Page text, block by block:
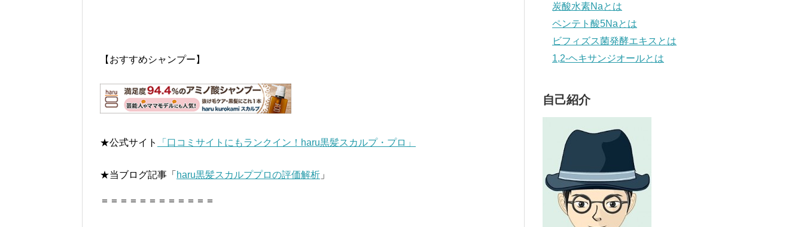
【おすすめシャンプー】
★公式サイト 「口コミサイトにもランクイン！haru黒髪スカルプ・プロ」
★当ブログ記事「 haru黒髪スカルププロの評価解析 」
＝＝＝＝＝＝＝＝＝＝＝＝
炭酸水素Naとは
ペンテト酸5Naとは
ビフィズス菌発酵エキスとは
1,2-ヘキサンジオールとは
自己紹介